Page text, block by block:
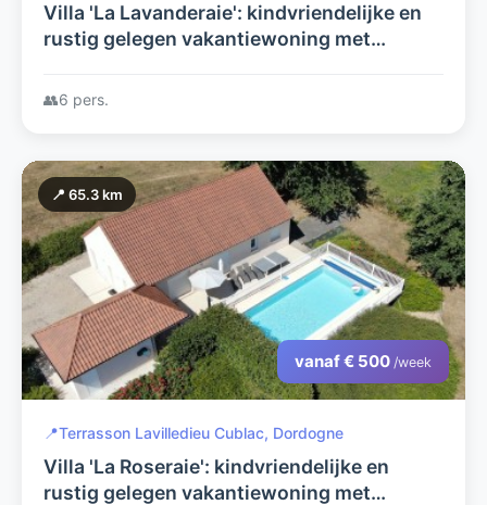
Villa 'La Lavanderaie': kindvriendelijke en
rustig gelegen vakantiewoning met
uitzicht.
👥6 pers.
📍 65.3 km
vanaf € 500 /week
📍Terrasson Lavilledieu Cublac, Dordogne
Villa 'La Roseraie': kindvriendelijke en
rustig gelegen vakantiewoning met